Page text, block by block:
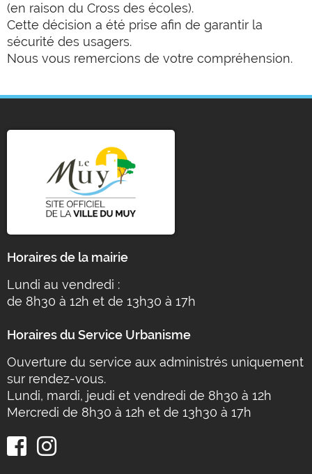
(en raison du Cross des écoles).
Cette décision a été prise afin de garantir la
sécurité des usagers.
Nous vous remercions de votre compréhension.
Horaires de la mairie
Lundi au vendredi :
de 8h30 à 12h et de 13h30 à 17h
Horaires du Service Urbanisme
Ouverture du service aux administrés uniquement
sur rendez-vous.
Lundi, mardi, jeudi et vendredi de 8h30 à 12h
Mercredi de 8h30 à 12h et de 13h30 à 17h